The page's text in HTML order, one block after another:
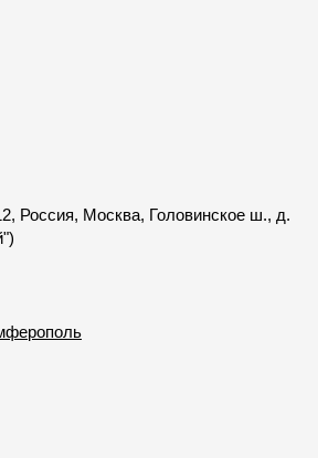
Россия, Москва, Головинское ш., д.